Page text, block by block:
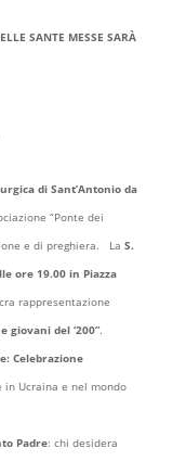
SANTE MESSE SARÀ
di Sant’Antonio da
“Ponte dei
e di preghiera. La S.
ore 19.00 in Piazza
rappresentazione
giovani del ‘200”.
Celebrazione
Ucraina e nel mondo
Padre: chi desidera